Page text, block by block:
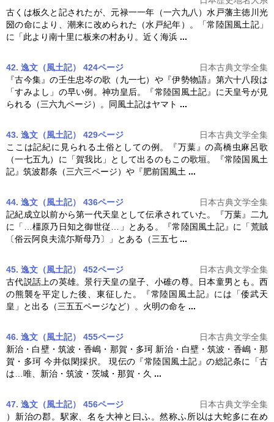
古くは板久と記されたが、元禄一一年（一六九八）水戸藩主徳川光
圀の命により、潮来に改められた（水戸紀年）。「常陸国風土記 」
に「此より南十里に板来の村あり。近く海浜 ...
42. 逸文（風土記） 424ページ
日本古典文学全集
『古今集』の壬生忠岑の歌（九一七）や『伊勢物語』第六十八段は
「すみよし」の早い例。神功皇后。『常陸国風土記』に天皇号が見
られる（三六九ページ）。同風土記はヤマト ...
43. 逸文（風土記） 429ページ
日本古典文学全集
ここは記紀に見られる土俗としての例。『万葉』の高橋虫麻呂歌
（一七五九）に「賀我比」として出るのもこの歌垣。『常陸国風土
記』筑波郡条（三六三ページ）や『肥前国風土 ...
44. 逸文（風土記） 436ページ
日本古典文学全集
記紀成立以前から第一代天皇として伝承されていた。『万葉』二九
に「…橿原乃日知之御世従…」とある。『常陸国風土記』に「荒賊
〔俗云阿良夫流尓斯母乃〕」とある（三五七 ...
45. 逸文（風土記） 452ページ
日本古典文学全集
古代説話上の英雄。景行天皇の皇子、小碓の尊。日本童男とも。西
の熊襲を平定した後、東征した。『常陸国風土記』には「倭武天
皇」と出る（三五五ページなど）。火明の命を ...
46. 逸文（風土記） 455ページ
日本古典文学全集
新治・白壁・筑波・香嶋・那賀・多珂 新治・白壁・筑波・香嶋・那
賀・多珂 今井似閑採択。 現伝の『常陸国風土記 』の総記条に「古
は…唯、新治・筑波・茨城・那賀・久 ...
47. 逸文（風土記） 456ページ
日本古典文学全集
）新治の郡。駅家、名を大神と曰ふ。然称ふ所以は大蛇多に在め